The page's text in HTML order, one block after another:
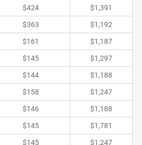
$424 $1,391
$363 $1,192
$161 $1,187
$145 $1,297
$144 $1,188
$158 $1,247
$146 $1,188
$145 $1,781
$145 $1,247